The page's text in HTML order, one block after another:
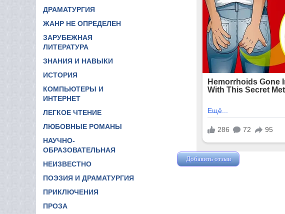
ДРАМАТУРГИЯ
ЖАНР НЕ ОПРЕДЕЛЕН
ЗАРУБЕЖНАЯ
ЛИТЕРАТУРА
ЗНАНИЯ И НАВЫКИ
ИСТОРИЯ
КОМПЬЮТЕРЫ И
ИНТЕРНЕТ
ЛЕГКОЕ ЧТЕНИЕ
ЛЮБОВНЫЕ РОМАНЫ
НАУЧНО-
ОБРАЗОВАТЕЛЬНАЯ
НЕИЗВЕСТНО
ПОЭЗИЯ И ДРАМАТУРГИЯ
ПРИКЛЮЧЕНИЯ
ПРОЗА
Добавить отзыв